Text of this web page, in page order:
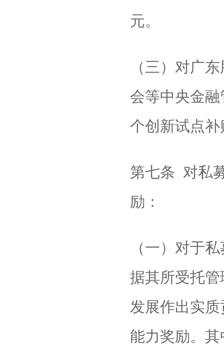
元。
（三）对广
会等中央金
个创新试点补
第七条 对私
励：
（一）对于
据其所受托
发展作出实
能力奖励。